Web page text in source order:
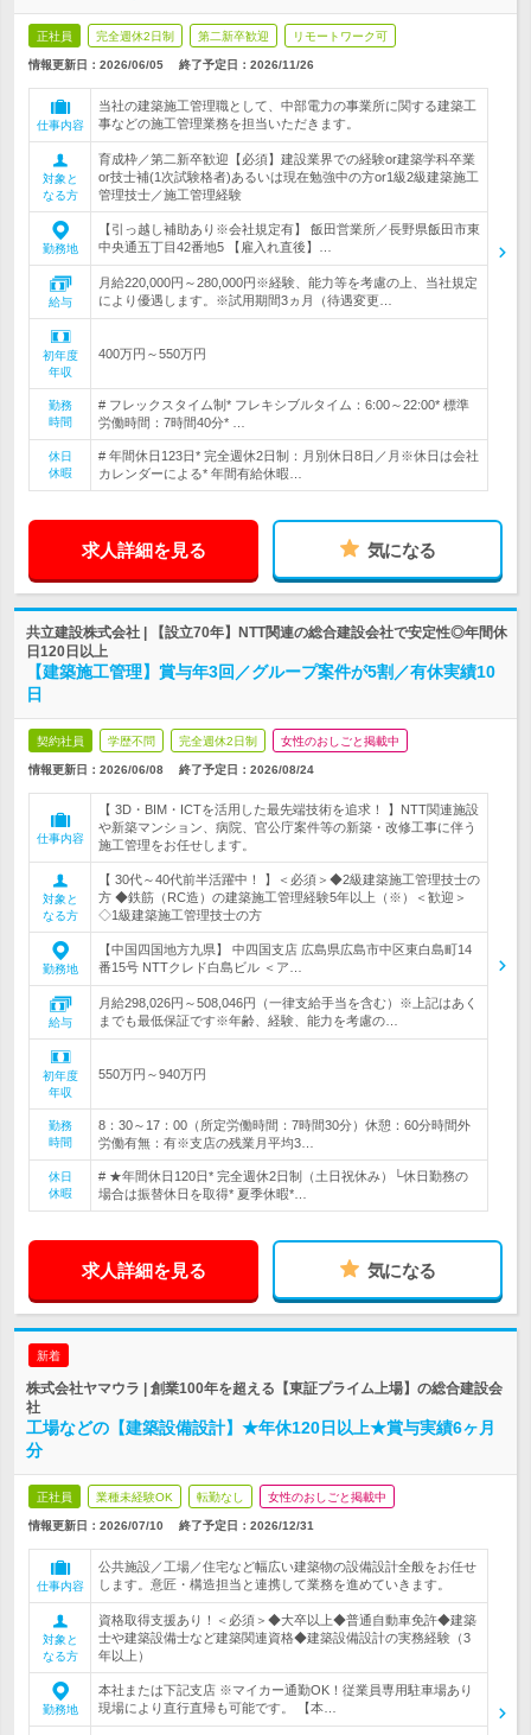
正社員 完全週休2日制 第二新卒歓迎 リモートワーク可
情報更新日：2026/06/05 終了予定日： 2026/11/26
仕事内容
当社の建築施工管理職として、中部電力の事業所に関する建築工
事などの施工管理業務を担当いただきます。
対象と
なる方
育成枠／第二新卒歓迎【必須】建設業界での経験or建築学科卒業
or技士補(1次試験格者)あるいは現在勉強中の方or1級2級建築施工
管理技士／施工管理経験
勤務地
【引っ越し補助あり※会社規定有】 飯田営業所／長野県飯田市東
中央通五丁目42番地5 【雇入れ直後】…
給与
月給220,000円～280,000円※経験、能力等を考慮の上、当社規定
により優遇します。※試用期間3ヵ月（待遇変更…
初年度
年収
400万円～550万円
勤務
時間
# フレックスタイム制* フレキシブルタイム：6:00～22:00* 標準
労働時間：7時間40分* …
休日
休暇
# 年間休日123日* 完全週休2日制：月別休日8日／月※休日は会社
カレンダーによる* 年間有給休暇…
求人詳細を見る 気になる
共立建設株式会社 | 【設立70年】NTT関連の総合建設会社で安定性◎年間休
日120日以上
【建築施工管理】賞与年3回／グループ案件が5割／有休実績10
日
契約社員 学歴不問 完全週休2日制 女性のおしごと掲載中
情報更新日：2026/06/08 終了予定日： 2026/08/24
仕事内容
【 3D・BIM・ICTを活用した最先端技術を追求！ 】NTT関連施設
や新築マンション、病院、官公庁案件等の新築・改修工事に伴う
施工管理をお任せします。
対象と
なる方
【 30代～40代前半活躍中！ 】＜必須＞◆2級建築施工管理技士の
方 ◆鉄筋（RC造）の建築施工管理経験5年以上（※）＜歓迎＞
◇1級建築施工管理技士の方
勤務地
【中国四国地方九県】 中四国支店 広島県広島市中区東白島町14
番15号 NTTクレド白島ビル ＜ア…
給与
月給298,026円～508,046円（一律支給手当を含む）※上記はあく
までも最低保証です※年齢、経験、能力を考慮の…
初年度
年収
550万円～940万円
勤務
時間
8：30～17：00（所定労働時間：7時間30分）休憩：60分時間外
労働有無：有※支店の残業月平均3…
休日
休暇
# ★年間休日120日* 完全週休2日制（土日祝休み）└休日勤務の
場合は振替休日を取得* 夏季休暇*…
求人詳細を見る 気になる
新着
株式会社ヤマウラ | 創業100年を超える【東証プライム上場】の総合建設会
社
工場などの【建築設備設計】★年休120日以上★賞与実績6ヶ月
分
正社員 業種未経験OK 転勤なし 女性のおしごと掲載中
情報更新日：2026/07/10 終了予定日： 2026/12/31
仕事内容
公共施設／工場／住宅など幅広い建築物の設備設計全般をお任せ
します。意匠・構造担当と連携して業務を進めていきます。
対象と
なる方
資格取得支援あり！＜必須＞◆大卒以上◆普通自動車免許◆建築
士や建築設備士など建築関連資格◆建築設備設計の実務経験（3
年以上）
勤務地
本社または下記支店 ※マイカー通勤OK！従業員専用駐車場あり
現場により直行直帰も可能です。 【本…